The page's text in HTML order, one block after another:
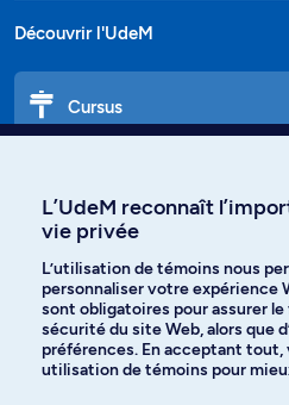
Découvrir l'UdeM
Cursus
Langues
Facebook
L’UdeM reconnaît
vie privée
L’utilisation de témoins nous
personnaliser votre expérience
sont obligatoires pour assurer
sécurité du site Web, alors que
préférences. En acceptant
utilisation de témoins pour